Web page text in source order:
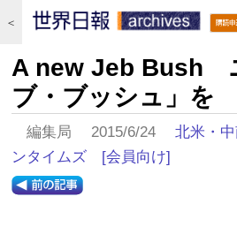
＜
A new Jeb Bush
ブ・ブッシュ」を
編集局 2015/6/24北米・
ンタイムズ
[会員向け]